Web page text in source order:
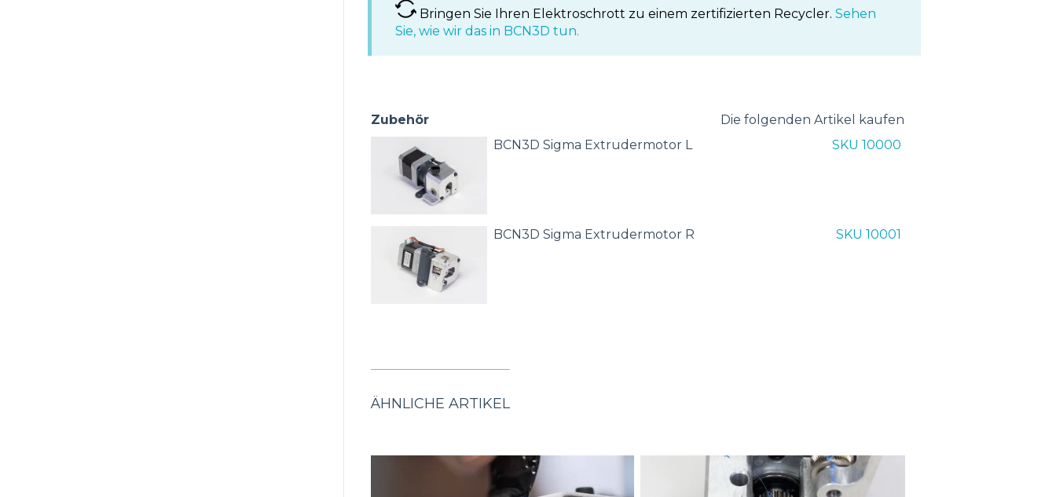
Bringen Sie Ihren Elektroschrott zu einem zertifizierten Recycler. Sehen
Sie, wie wir das in BCN3D tun.
Zubehör
Die folgenden Artikel kaufen
BCN3D Sigma Extrudermotor L
SKU 10000
BCN3D Sigma Extrudermotor R SKU 10001
ÄHNLICHE ARTIKEL